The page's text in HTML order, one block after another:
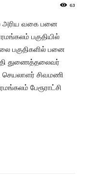
63
அரிய வகை பனை
பகுதியில்
பகுதிகளில் பனை
துணைத்தலைவர்
செயலாளர் சிவமணி
பேரூராட்சி